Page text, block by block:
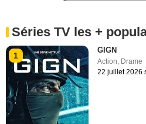
Séries TV les +
1
GIGN
Action, Drame
22 juillet 2026